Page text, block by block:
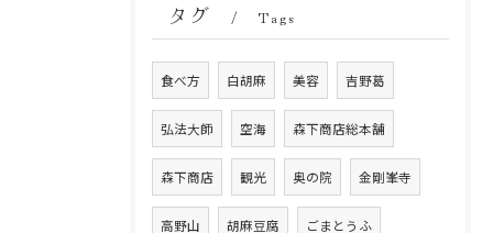
タグ Tags
食べ方 白胡麻 美容 吉野葛
弘法大師 空海 森下商店総本舗
森下商店 観光 奥の院 金剛峯寺
高野山 胡麻豆腐 ごまとうふ